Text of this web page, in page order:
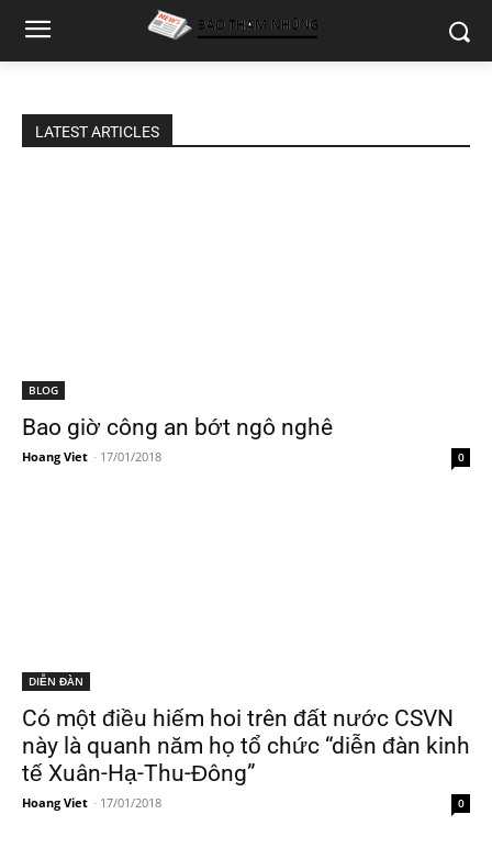
LATEST ARTICLES
BLOG
Bao giờ công an bớt ngô nghê
Hoang Viet - 17/01/2018 0
DIỄN ĐÀN
Có một điều hiếm hoi trên đất nước CSVN
này là quanh năm họ tổ chức “diễn đàn kinh
tế Xuân-Hạ-Thu-Đông”
Hoang Viet - 17/01/2018 0